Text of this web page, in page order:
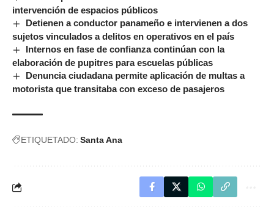
intervención de espacios públicos
Detienen a conductor panameño e intervienen a dos
sujetos vinculados a delitos en operativos en el país
Internos en fase de confianza continúan con la
elaboración de pupitres para escuelas públicas
Denuncia ciudadana permite aplicación de multas a
motorista que transitaba con exceso de pasajeros
ETIQUETADO: Santa Ana